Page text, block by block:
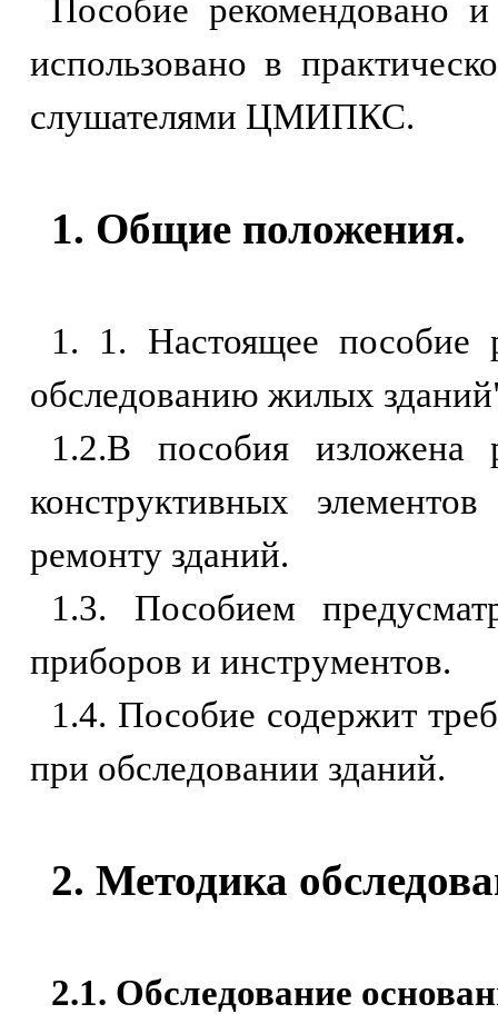
Пособие рекомендовано
использовано в
слушателями ЦМИПКС.
1. Общие положения.
1. 1. Настоящее пособие
обследованию жилых
1.2.В пособия изложена
конструктивных
ремонту зданий.
1.3. Пособием
приборов и инструментов.
1.4. Пособие содержит
при обследовании зданий.
2. Методика
2.1. Обследование